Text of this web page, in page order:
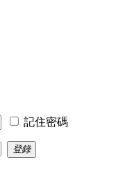
記住密碼
登錄